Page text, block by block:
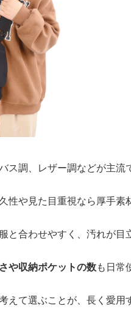
調、レザー調などが主流
性や見た目重視なら厚手素
と合わせやすく、汚れが目
や収納ポケットの数も日常
えて選ぶことが、長く愛用